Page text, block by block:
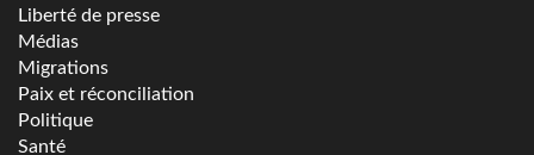
Liberté de presse
Médias
Migrations
Paix et réconciliation
Politique
Santé